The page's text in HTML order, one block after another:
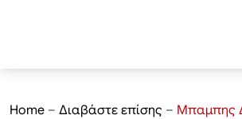
Home – Διαβάστε επίσης – Μπαμπης